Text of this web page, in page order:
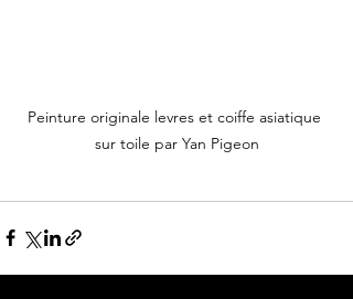
Peinture originale levres et coiffe asiatique
sur toile par Yan Pigeon